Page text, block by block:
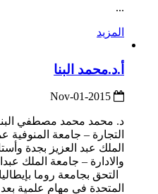
...
المزيد
أ.د.محمد البنا
د. محمد محمد مصطفي البنا
التجارة – جامعة
الملك عبد العزيز بجدة
والادارة – جامعة الملك
التحق بجامعة روما